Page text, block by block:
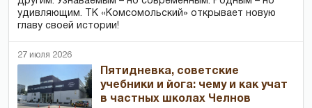
удивляющим. ТК «Комсомольский» открывает новую
главу своей истории!
27 июля 2026
Пятидневка, советские
учебники и йога: чему и как учат
в частных школах Челнов